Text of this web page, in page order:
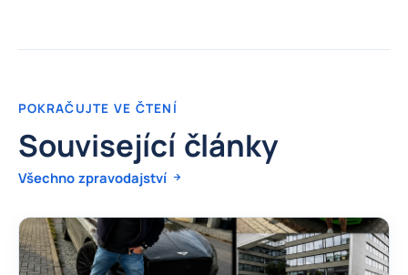
POKRAČUJTE VE ČTENÍ
Související články
Všechno zpravodajství